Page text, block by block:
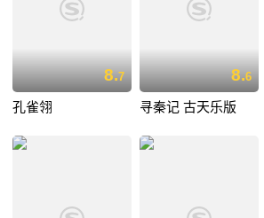
8.7
孔雀翎
8.6
寻秦记 古天乐版